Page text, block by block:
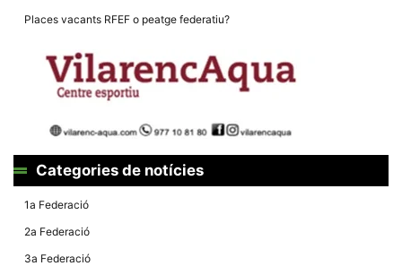
Places vacants RFEF o peatge federatiu?
Categories de notícies
1a Federació
2a Federació
3a Federació
d'usuari
Alguns
components
nostre lloc web
emmagatzemen
lloc funcioni tan